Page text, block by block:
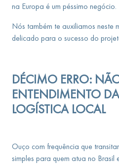
na Europa é um péssimo negócio.
Nós também te auxiliamos neste
delicado para o sucesso do
DÉCIMO ERRO:
ENTENDIMENTO
LOGÍSTICA LOCAL
Ouço com frequência que
simples para quem atua no Brasil